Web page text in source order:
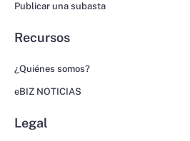
Publicar una subasta
Recursos
¿Quiénes somos?
eBIZ NOTICIAS
Legal